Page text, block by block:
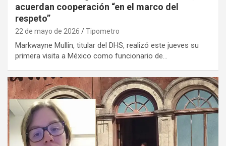
acuerdan cooperación “en el marco del
respeto”
22 de mayo de 2026 Tipometro
Markwayne Mullin, titular del DHS, realizó este jueves su
primera visita a México como funcionario de…